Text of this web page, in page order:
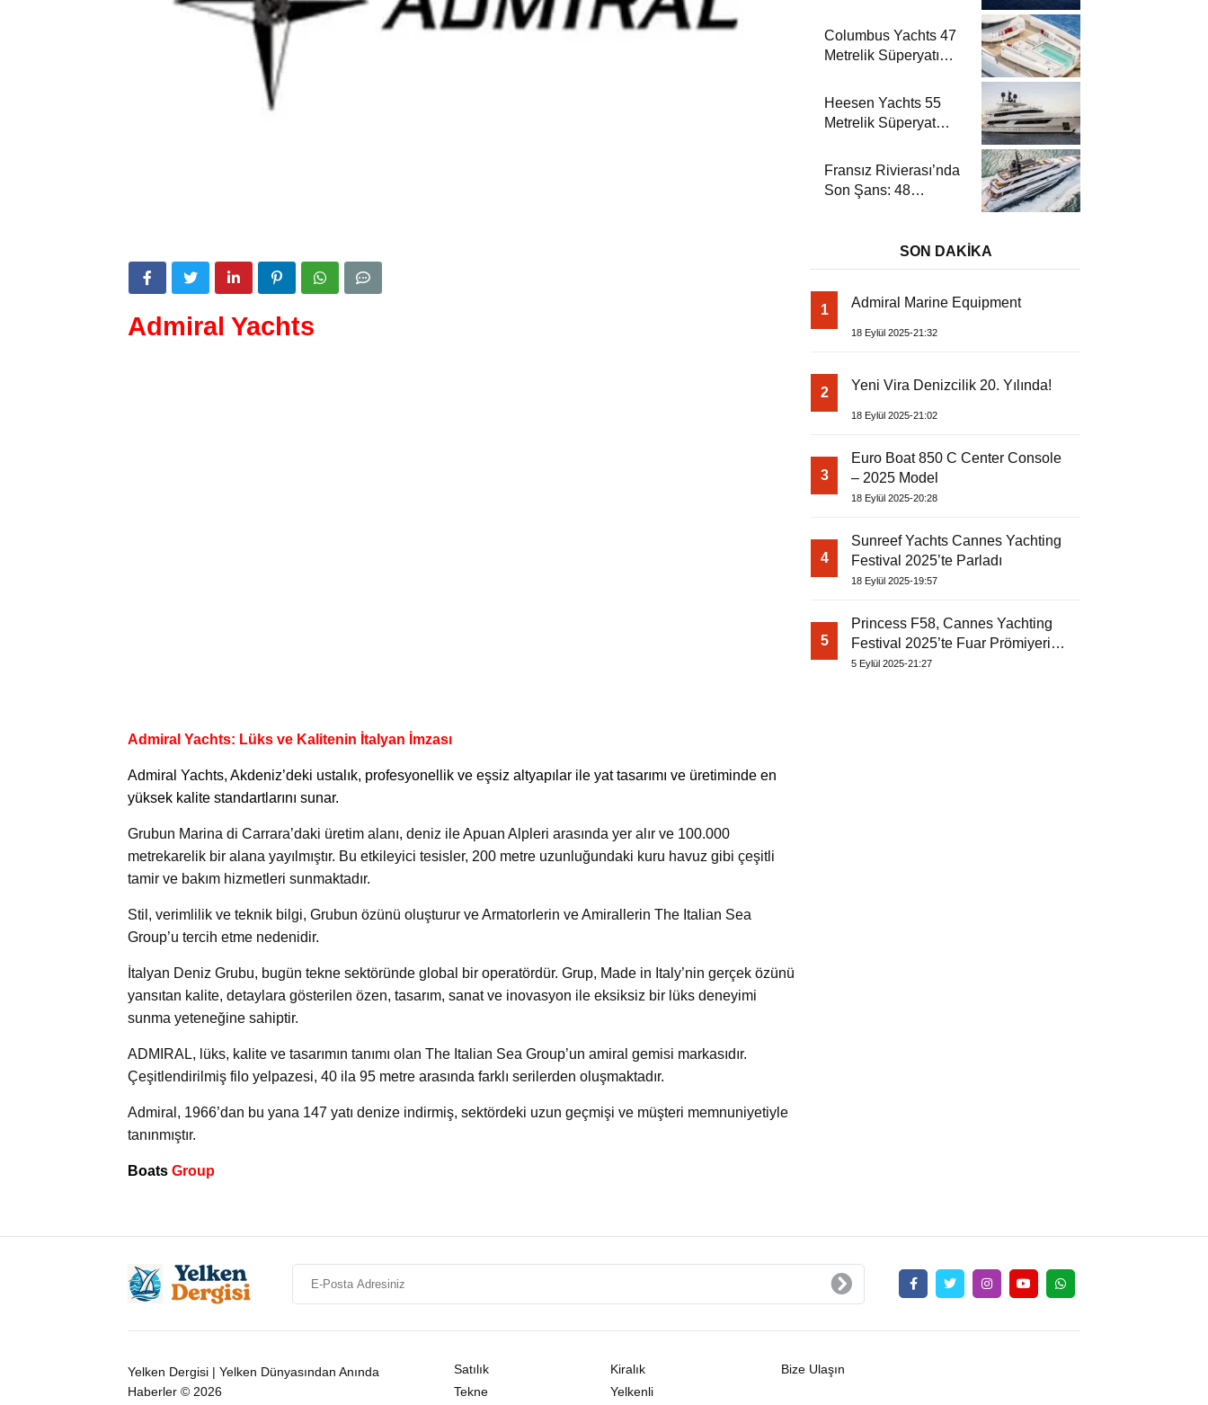
Admiral Yachts
Admiral Yachts: Lüks ve Kalitenin İtalyan İmzası
Admiral Yachts, Akdeniz’deki ustalık, profesyonellik ve eşsiz altyapılar ile yat tasarımı ve üretiminde en
yüksek kalite standartlarını sunar.
Grubun Marina di Carrara’daki üretim alanı, deniz ile Apuan Alpleri arasında yer alır ve 100.000
metrekarelik bir alana yayılmıştır. Bu etkileyici tesisler, 200 metre uzunluğundaki kuru havuz gibi çeşitli
tamir ve bakım hizmetleri sunmaktadır.
Stil, verimlilik ve teknik bilgi, Grubun özünü oluşturur ve Armatorlerin ve Amirallerin The Italian Sea
Group’u tercih etme nedenidir.
İtalyan Deniz Grubu, bugün tekne sektöründe global bir operatördür. Grup, Made in Italy’nin gerçek özünü
yansıtan kalite, detaylara gösterilen özen, tasarım, sanat ve inovasyon ile eksiksiz bir lüks deneyimi
sunma yeteneğine sahiptir.
ADMIRAL, lüks, kalite ve tasarımın tanımı olan The Italian Sea Group’un amiral gemisi markasıdır.
Çeşitlendirilmiş filo yelpazesi, 40 ila 95 metre arasında farklı serilerden oluşmaktadır.
Admiral, 1966’dan bu yana 147 yatı denize indirmiş, sektördeki uzun geçmişi ve müşteri memnuniyetiyle
tanınmıştır.
Boats Group
Columbus Yachts 47
Metrelik Süperyatı
Akdeniz’de Lüks Bir
Seyir
Heesen Yachts 55
Metrelik Süperyat
Charter Sezonu
Rezervasyonları
Başladı
Fransız Rivierası’nda
Son Şans: 48
SON DAKİKA
1 Admiral Marine Equipment
18 Eylül 2025-21:32
2 Yeni Vira Denizcilik 20. Yılında!
18 Eylül 2025-21:02
3
Euro Boat 850 C Center Console
– 2025 Model
18 Eylül 2025-20:28
4
Sunreef Yachts Cannes Yachting
Festival 2025’te Parladı
18 Eylül 2025-19:57
5
Princess F58, Cannes Yachting
Festival 2025’te Fuar Prömiyerini
Yapıyor
5 Eylül 2025-21:27
Yelken Dergisi | Yelken Dünyasından Anında
Haberler © 2026
Satılık
Kiralık
Tekne
Yelkenli
Bize Ulaşın